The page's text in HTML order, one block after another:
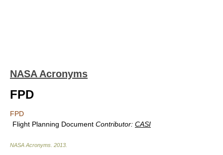
NASA Acronyms
FPD
FPD
Flight Planning Document Contributor: CASI
NASA Acronyms 2013